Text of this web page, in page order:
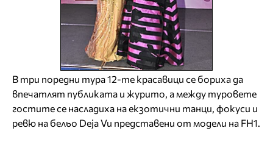
В три поредни тура 12-те красавици се бориха да
впечатлят публиката и журито, а между туровете
гостите се насладиха на екзотични танци, фокуси и
ревю на бельо Deja Vu представени от модели на FH1.